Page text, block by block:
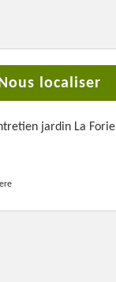
localiser
jardin La Forie